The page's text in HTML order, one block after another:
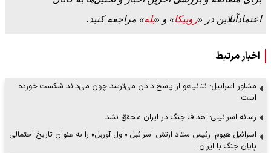
اعتمادآنلاین در «روبیکا» و «بله» مراجعه کنید.
اخبار مرتبط
مشاور اسراییل: نتانیاهو از پاسخ دادن می‌ترسد چون می‌داند شکست خورده
است
رسانه اسرائیلی: اهداف جنگ در ایران محقق نشد
اسرائیل هیوم: رئیس ستاد ارتش اسرائیل «اول آوریل» را به عنوان تاریخ احتمالی
پایان جنگ با ایران…